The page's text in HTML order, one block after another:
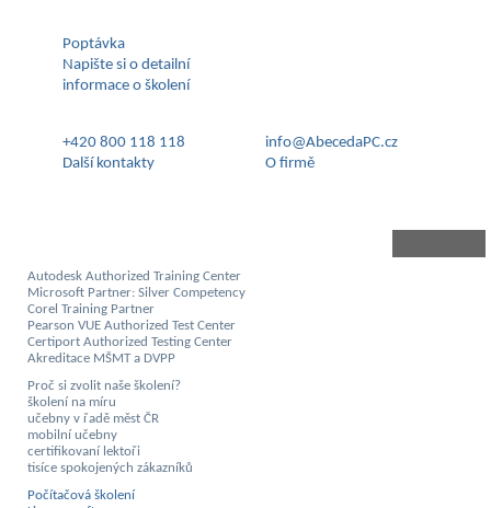
Poptávka
Napište si o detailní
informace o školení
+420 800 118 118
info@AbecedaPC.cz
Další kontakty
O firmě
Autodesk Authorized Training Center
Microsoft Partner: Silver Competency
Corel Training Partner
Pearson VUE Authorized Test Center
Certiport Authorized Testing Center
Akreditace MŠMT a DVPP
Proč si zvolit naše školení?
školení na míru
učebny v řadě měst ČR
mobilní učebny
certifikovaní lektoři
tisíce spokojených zákazníků
Počítačová školení